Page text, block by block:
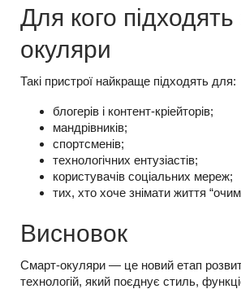
Для кого
окуляри
Такі пристрої найкраще підходять для:
блогерів і контент-кріейторів;
мандрівників;
спортсменів;
технологічних ентузіастів;
користувачів соціальних мереж;
тих, хто хоче знімати життя
Висновок
Смарт-окуляри — це новий етап
технологій, який поєднує стиль,